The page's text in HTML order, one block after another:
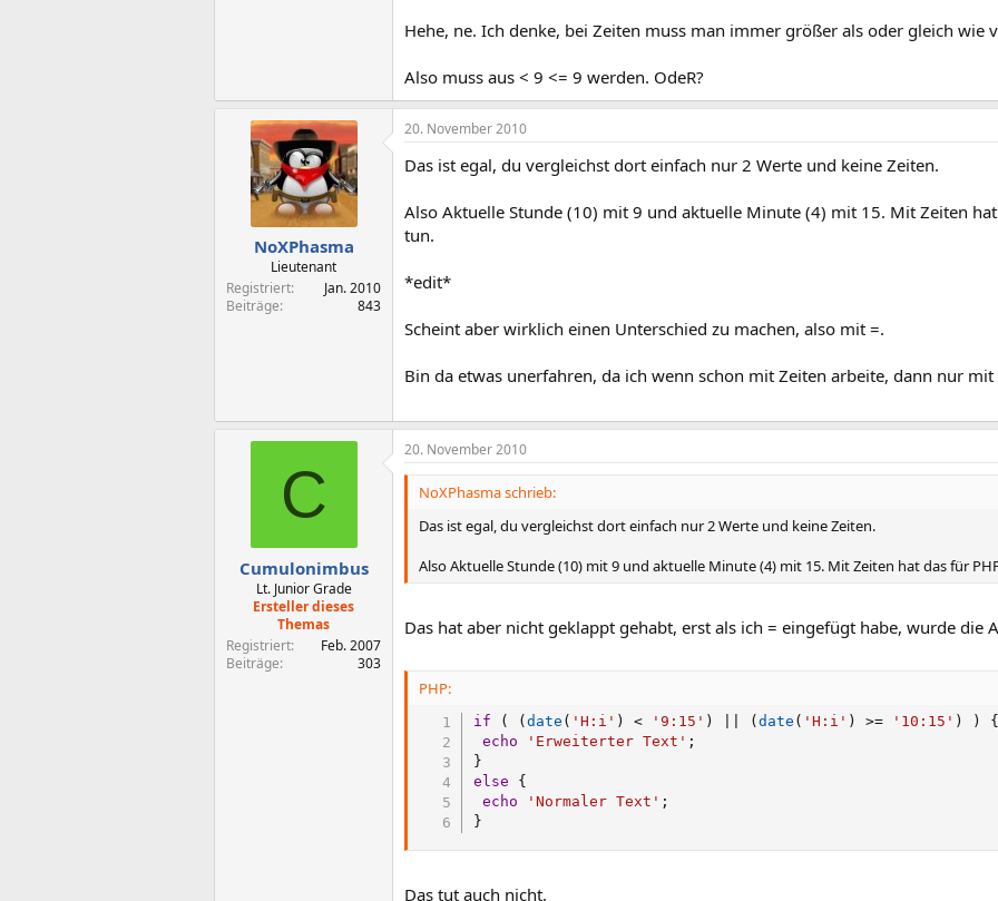
Hehe, ne. Ich denke, bei Zeiten muss man immer größer als oder gleich wie
Also muss aus < 9 <= 9 werden. OdeR?
NoXPhasma
Lieutenant
Registriert
Jan. 2010
Beiträge
843
20. November 2010
Das ist egal, du vergleichst dort einfach nur 2 Werte und keine Zeiten.
Also Aktuelle Stunde (10) mit 9 und aktuelle Minute (4) mit 15. Mit Zeiten
tun.
*edit*
Scheint aber wirklich einen Unterschied zu machen, also mit =.
Bin da etwas unerfahren, da ich wenn schon mit Zeiten arbeite, dann nur
C
Cumulonimbus
Lt. Junior Grade
Ersteller dieses
Themas
Registriert
Feb. 2007
Beiträge
303
20. November 2010
NoXPhasma schrieb:
Das ist egal, du vergleichst dort einfach nur 2 Werte und keine Zeiten.
Also Aktuelle Stunde (10) mit 9 und aktuelle Minute (4) mit 15. Mit Zeiten hat das für
Das hat aber nicht geklappt gehabt, erst als ich = eingefügt habe, wurde die
PHP:
if ( (date ( 'H:i' ) < '9:15' ) (date ( 'H:i' ) >= '10:15' ) )
echo
'Erweiterter Text' ;
}
else
{
echo
'Normaler Text' ;
}
Das tut auch nicht.